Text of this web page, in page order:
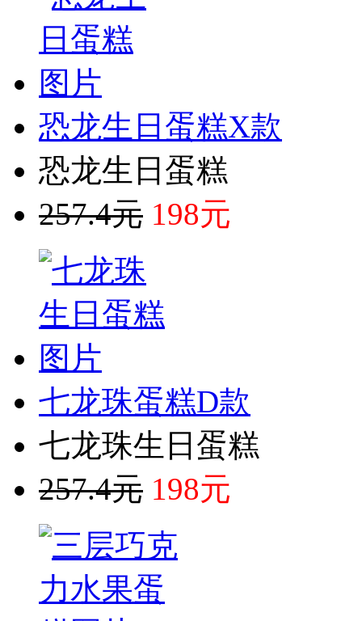
恐龙生日蛋糕X款
恐龙生日蛋糕
257.4元 198元
七龙珠蛋糕D款
七龙珠生日蛋糕
257.4元 198元